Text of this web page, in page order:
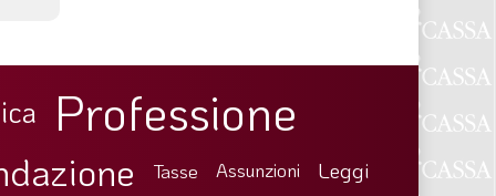
Professione
Tasse Assunzioni Leggi